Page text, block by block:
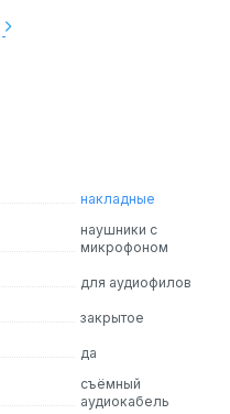
накладные
наушники с
микрофоном
для аудиофилов
закрытое
да
съёмный
аудиокабель